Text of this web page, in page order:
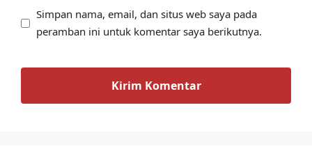
Simpan nama, email, dan situs web saya pada
peramban ini untuk komentar saya berikutnya.